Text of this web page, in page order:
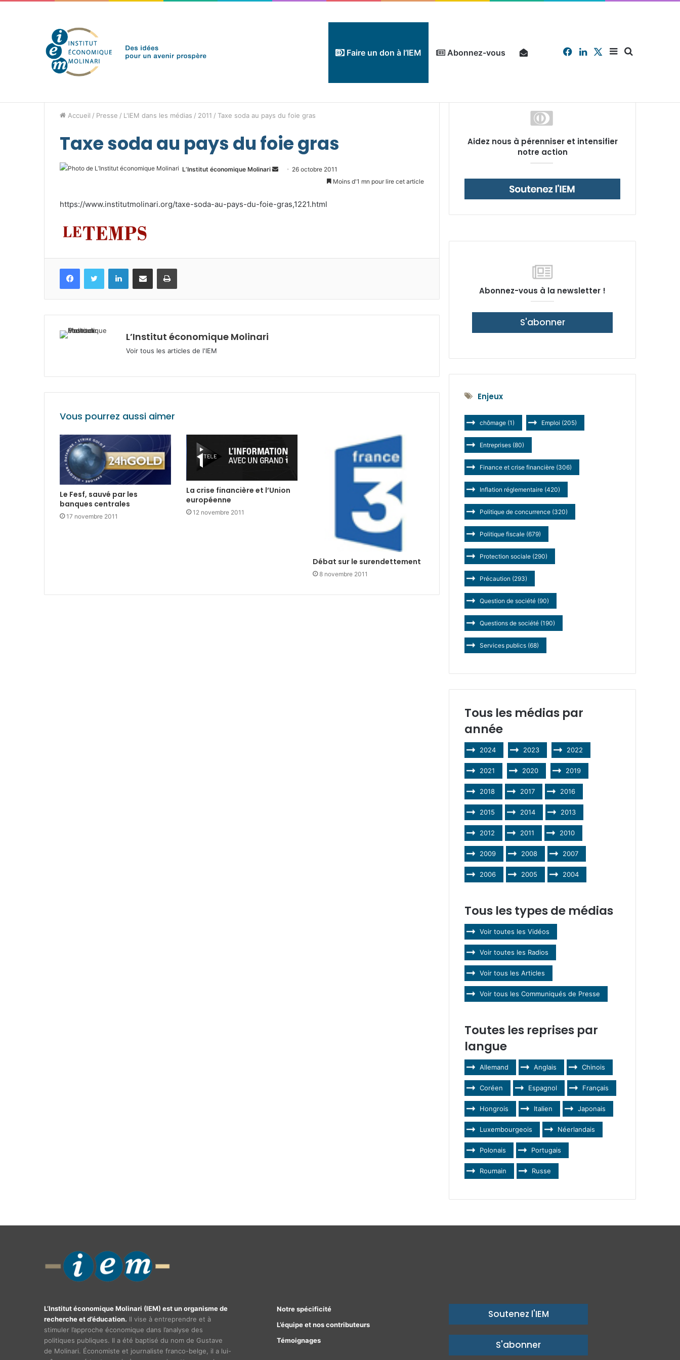
Faire un don à l’IEM Abonnez-vous Sidebar
X
Linkedin
Facebook
Accueil / Presse / L'IEM dans les médias / 2011 / Taxe soda au pays du foie gras
Taxe soda au pays du foie gras
L’Institut économique Molinari
Envoyer26 octobre 2011
Moins d'1 mn pour lire cet article
https://www.institutmolinari.org/taxe-soda-au-pays-du-foie-gras,1221.html
FacebookTwitter LinkedinPartagez par mail Imprimez
L’Institut économique Molinari
Voir tous les articles de l'IEM
Vous pourrez aussi aimer
Le Fesf, sauvé par les
banques centrales
17 novembre 2011
La crise financière et l’Union
européenne
12 novembre 2011
Débat sur le surendettement
8 novembre 2011
Aidez nous à pérenniser et intensifier
notre action
Abonnez-vous à la newsletter !
S'abonner
Enjeux
chômage (1) Emploi (205)
Entreprises (80)
Finance et crise financière (306)
Inflation réglementaire (420)
Politique de concurrence (320)
Politique fiscale (679)
Protection sociale (290)
Précaution (293)
Question de société (90)
Questions de société (190)
Services publics (68)
Tous les médias par
année
2024 2023 2022
2021 2020 2019
2018 2017 2016
2015 2014 2013
2012 2011 2010
2009 2008 2007
2006 2005 2004
Tous les types de médias
Voir toutes les Vidéos
Voir toutes les Radios
Voir tous les Articles
Voir tous les Communiqués de Presse
Toutes les reprises par
langue
Allemand Anglais Chinois
Coréen Espagnol Français
Hongrois Italien Japonais
Luxembourgeois Néerlandais
Polonais Portugais
Roumain Russe
L’Institut économique Molinari (IEM) est un organisme de
recherche et d’éducation. Il vise à entreprendre et à
stimuler l’approche économique dans l’analyse des
politiques publiques. Il a été baptisé du nom de Gustave
de Molinari. Économiste et journaliste franco-belge, il a lui-
Notre spécificité
L’équipe et nos contributeurs
Témoignages
Soutenez l'IEM
S'abonner